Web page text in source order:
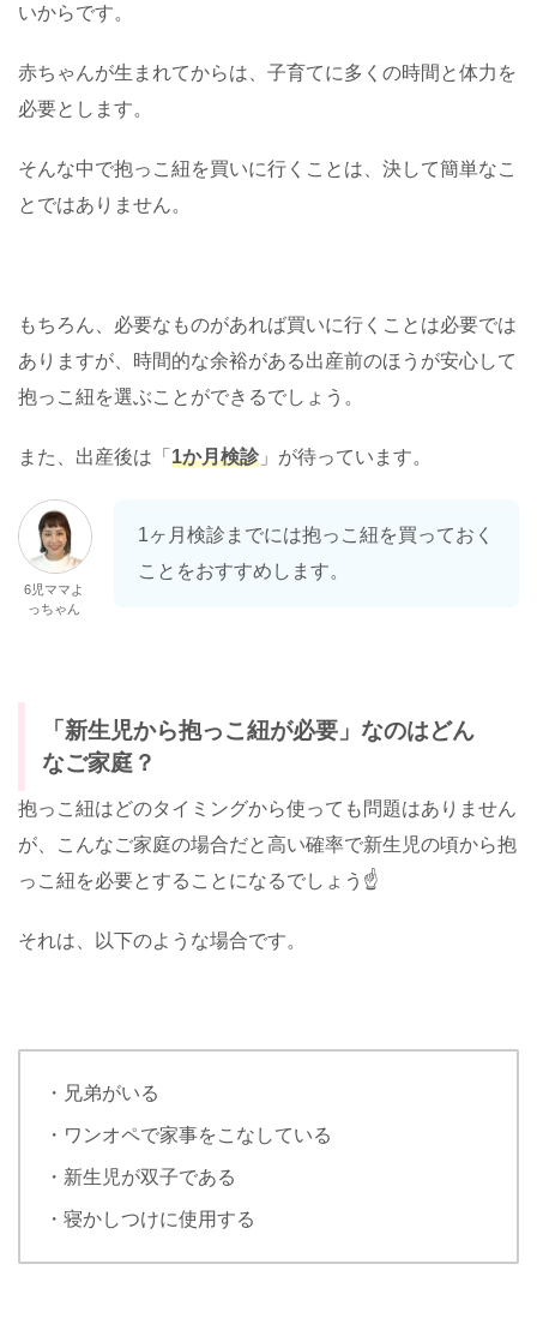
いからです。
赤ちゃんが生まれてからは、子育てに多くの時間と体力を
必要とします。
そんな中で抱っこ紐を買いに行くことは、決して簡単なこ
とではありません。
もちろん、必要なものがあれば買いに行くことは必要では
ありますが、時間的な余裕がある出産前のほうが安心して
抱っこ紐を選ぶことができるでしょう。
また、出産後は「 1か月検診」が待っています。
6児ママよ
っちゃん
1ヶ月検診までには抱っこ紐を買っておく
ことをおすすめします。
「新生児から抱っこ紐が必要」なのはどん
なご家庭？
抱っこ紐はどのタイミングから使っても問題はありません
が、こんなご家庭の場合だと高い確率で新生児の頃から抱
っこ紐を必要とすることになるでしょう☝️
それは、以下のような場合です。
・兄弟がいる
・ワンオペで家事をこなしている
・新生児が双子である
・寝かしつけに使用する